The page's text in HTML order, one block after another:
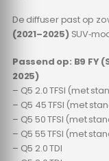
De diffuser past op
(2021–2025)
Passend op: B9 FY
2025)
– Q5 2.0 TFSI (met
– Q5 45 TFSI (met
– Q5 50 TFSI (met
– Q5 55 TFSI (met
– Q5 2.0 TDI